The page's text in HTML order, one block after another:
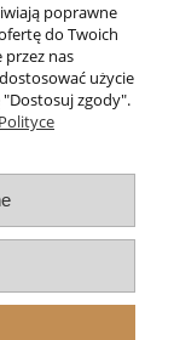
poprawne
do Twoich
nas
użycie
zgody".